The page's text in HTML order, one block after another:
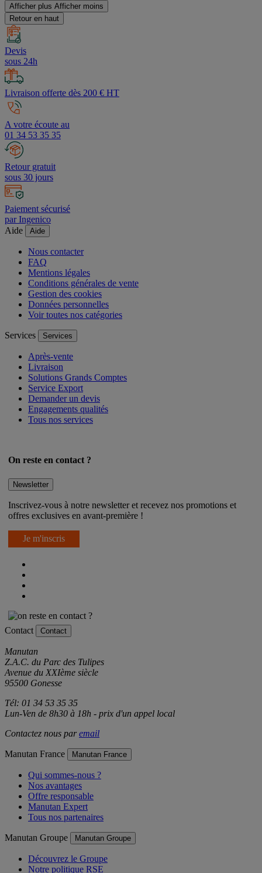
Afficher plus Afficher moins
Retour en haut
Devis
sous 24h
Livraison offerte dès 200 € HT
A votre écoute au
01 34 53 35 35
Retour gratuit
sous 30 jours
Paiement sécurisé
par Ingenico
Aide
Aide
Nous contacter
FAQ
Mentions légales
Conditions générales de vente
Gestion des cookies
Données personnelles
Voir toutes nos catégories
Services Services
Après-vente
Livraison
Solutions Grands Comptes
Service Export
Demander un devis
Engagements qualités
Tous nos services
On reste en contact ?
Newsletter
Inscrivez-vous à notre newsletter et recevez nos promotions et
offres exclusives en avant-première !
Je m'inscris
Contact Contact
Manutan
Z.A.C. du Parc des Tulipes
Avenue du XXIème siècle
95500 Gonesse
Tél: 01 34 53 35 35
Lun-Ven de 8h30 à 18h - prix d'un appel local
Contactez nous paremail
Manutan France Manutan France
Qui sommes-nous ?
Nos avantages
Offre responsable
Manutan Expert
Tous nos partenaires
Manutan Groupe Manutan Groupe
Découvrez le Groupe
Notre politique RSE